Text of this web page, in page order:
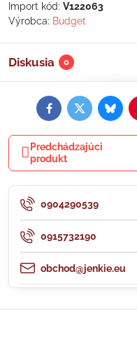
Import kód: V122063
Výrobca: Budget
Diskusia 0
FacebookTwitter
Predchádzajúci
produkt
0904290539
0915732190
obchod@jenkie.eu